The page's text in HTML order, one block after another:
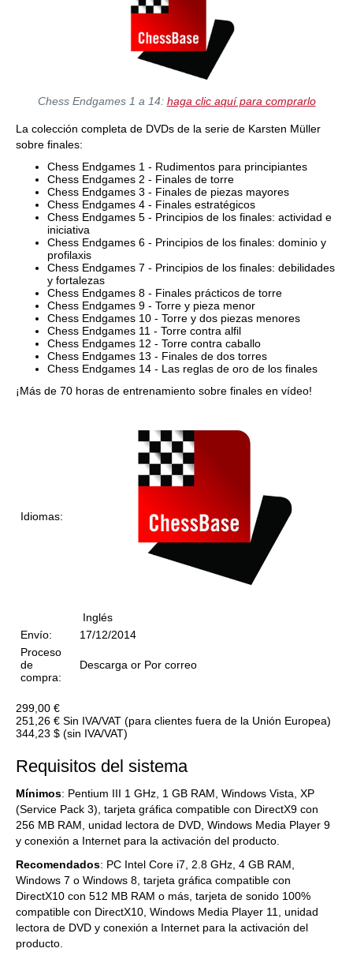
Chess Endgames 1 a 14: haga clic aquí para comprarlo
La colección completa de DVDs de la serie de Karsten Müller
sobre finales:
Chess Endgames 1 - Rudimentos para principiantes
Chess Endgames 2 - Finales de torre
Chess Endgames 3 - Finales de piezas mayores
Chess Endgames 4 - Finales estratégicos
Chess Endgames 5 - Principios de los finales: actividad e
iniciativa
Chess Endgames 6 - Principios de los finales: dominio y
profilaxis
Chess Endgames 7 - Principios de los finales: debilidades
y fortalezas
Chess Endgames 8 - Finales prácticos de torre
Chess Endgames 9 - Torre y pieza menor
Chess Endgames 10 - Torre y dos piezas menores
Chess Endgames 11 - Torre contra alfil
Chess Endgames 12 - Torre contra caballo
Chess Endgames 13 - Finales de dos torres
Chess Endgames 14 - Las reglas de oro de los finales
¡Más de 70 horas de entrenamiento sobre finales en vídeo!
Idiomas:
Inglés
Envío:
17/12/2014
Proceso
de
compra:
Descarga or Por correo
299,00 €
251,26 € Sin IVA/VAT (para clientes fuera de la Unión Europea)
344,23 $ (sin IVA/VAT)
Requisitos del sistema
Mínimos: Pentium III 1 GHz, 1 GB RAM, Windows Vista, XP
(Service Pack 3), tarjeta gráfica compatible con DirectX9 con
256 MB RAM, unidad lectora de DVD, Windows Media Player 9
y conexión a Internet para la activación del producto.
Recomendados: PC Intel Core i7, 2.8 GHz, 4 GB RAM,
Windows 7 o Windows 8, tarjeta gráfica compatible con
DirectX10 con 512 MB RAM o más, tarjeta de sonido 100%
compatible con DirectX10, Windows Media Player 11, unidad
lectora de DVD y conexión a Internet para la activación del
producto.